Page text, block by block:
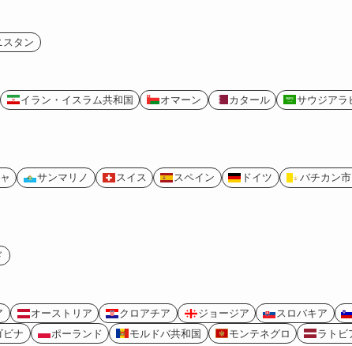
スタン
イラン・イスラム共和国 オマーン カタール サウジアラ
サンマリノ スイス スペイン ドイツ バチカン市
オーストリア クロアチア ジョージア スロバキア
ビナ ポーランド モルドバ共和国 モンテネグロ ラトビ